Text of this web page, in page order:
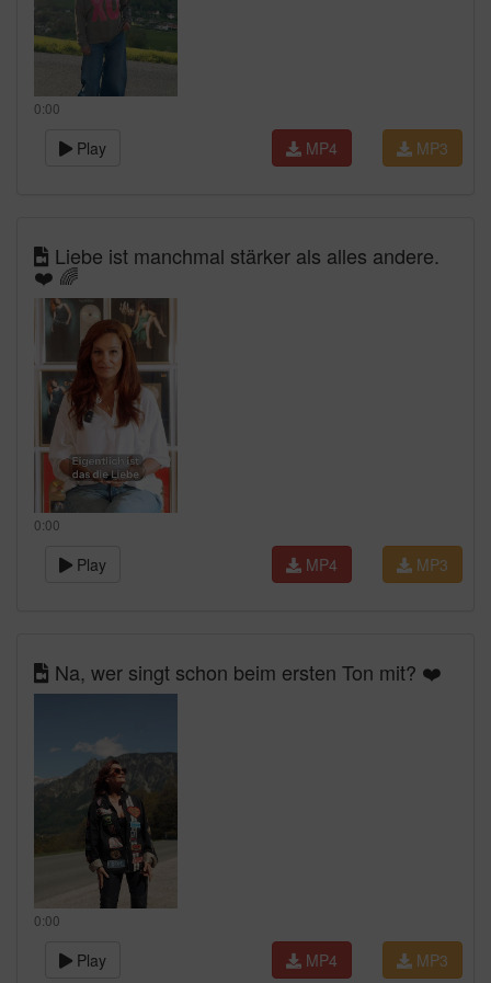
0:00
Play MP3
MP4
Liebe ist manchmal stärker als alles andere.
❤️ 🌈
0:00
Play MP3
MP4
Na, wer singt schon beim ersten Ton mit? ❤️
0:00
Play MP3
MP4